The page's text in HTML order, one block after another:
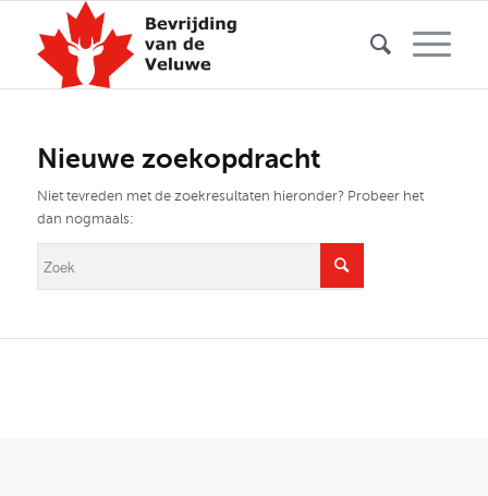
Nieuwe zoekopdracht
Niet tevreden met de zoekresultaten hieronder? Probeer het
dan nogmaals: